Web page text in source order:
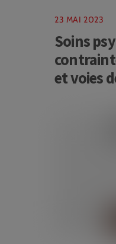
23 MAI 2023
Soins
et voies